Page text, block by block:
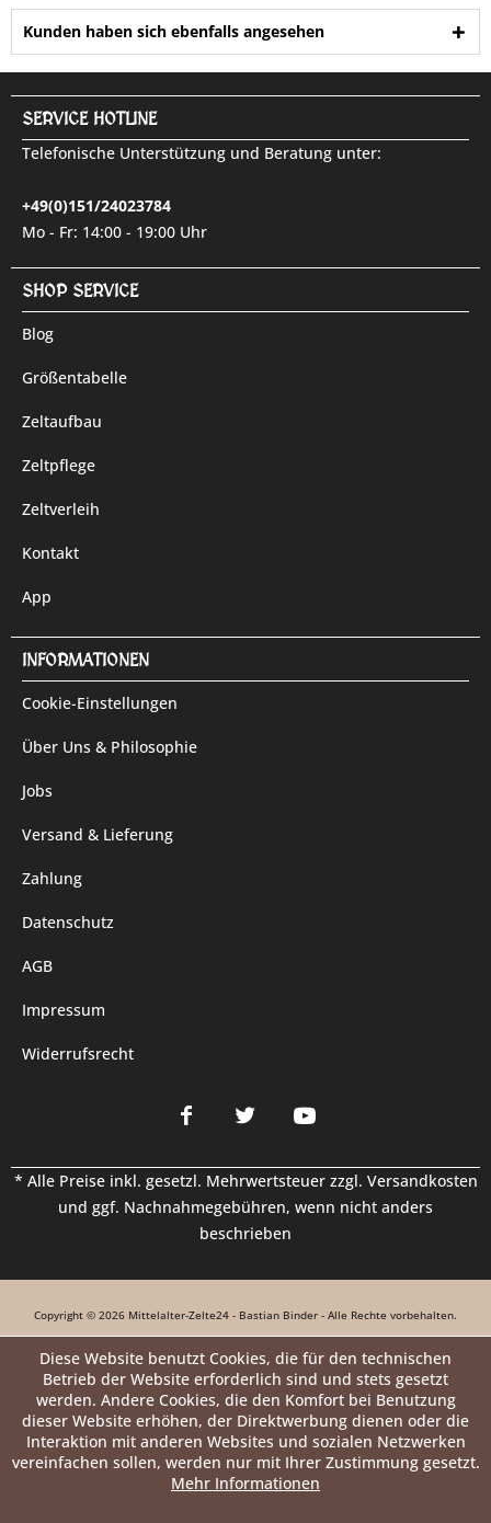
Kunden haben sich ebenfalls angesehen
SERVICE HOTLINE
Telefonische Unterstützung und Beratung unter:
+49(0)151/24023784
Mo - Fr: 14:00 - 19:00 Uhr
SHOP SERVICE
Blog
Größentabelle
Zeltaufbau
Zeltpflege
Zeltverleih
Kontakt
App
INFORMATIONEN
Cookie-Einstellungen
Über Uns & Philosophie
Jobs
Versand & Lieferung
Zahlung
Datenschutz
AGB
Impressum
Widerrufsrecht
* Alle Preise inkl. gesetzl. Mehrwertsteuer zzgl. Versandkosten
und ggf. Nachnahmegebühren, wenn nicht anders
beschrieben
Copyright © 2026 Mittelalter-Zelte24 - Bastian Binder - Alle Rechte vorbehalten.
Diese Website benutzt Cookies, die für den technischen
Betrieb der Website erforderlich sind und stets gesetzt
werden. Andere Cookies, die den Komfort bei Benutzung
dieser Website erhöhen, der Direktwerbung dienen oder die
Interaktion mit anderen Websites und sozialen Netzwerken
vereinfachen sollen, werden nur mit Ihrer Zustimmung gesetzt.
Mehr Informationen